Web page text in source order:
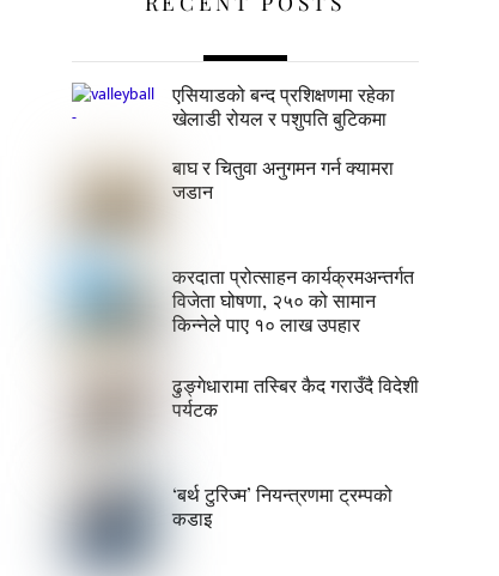
एसियाडको बन्द प्रशिक्षणमा रहेका
खेलाडी रोयल र पशुपति बुटिकमा
बाघ र चितुवा अनुगमन गर्न क्यामरा
जडान
करदाता प्रोत्साहन कार्यक्रमअन्तर्गत
विजेता घोषणा, २५० को सामान
किन्नेले पाए १० लाख उपहार
ढुङ्गेधारामा तस्बिर कैद गराउँदै विदेशी
पर्यटक
‘बर्थ टुरिज्म’ नियन्त्रणमा ट्रम्पको
कडाइ